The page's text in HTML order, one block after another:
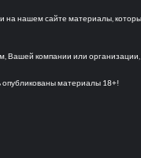
на нашем сайте материалы,
Вашей компании или организации,
опубликованы материалы 18+!